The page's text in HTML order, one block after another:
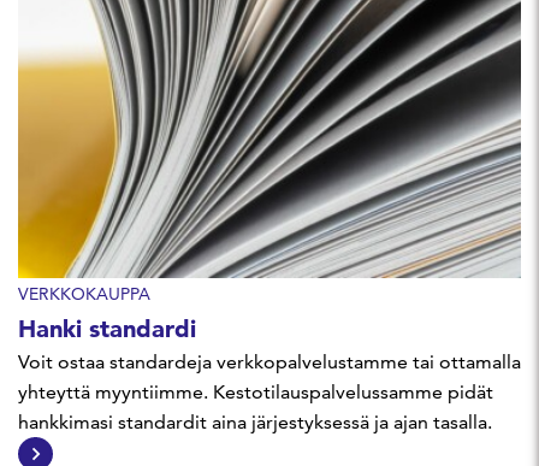
VERKKOKAUPPA
Hanki standardi
Voit ostaa standardeja verkkopalvelustamme tai ottamalla
yhteyttä myyntiimme. Kestotilauspalvelussamme pidät
hankkimasi standardit aina järjestyksessä ja ajan tasalla.